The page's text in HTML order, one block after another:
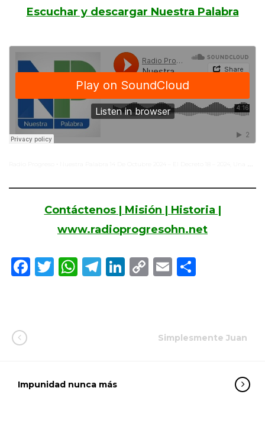
Escuchar y descargar Nuestra Palabra
·
Contáctenos | Misión | Historia |
www.radioprogresohn.net
Facebook
Twitter
WhatsApp
Telegram
LinkedIn
CopyEmail
Simplesmente Juan
Impunidad nunca más